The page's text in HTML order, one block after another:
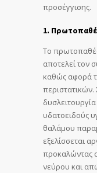
προσέγγισης.
1.
Το
αποτελεί τον
καθώς αφορά
υδατοειδούς
θαλάμου
εξελίσσεται
προκαλώντας
νεύρου και